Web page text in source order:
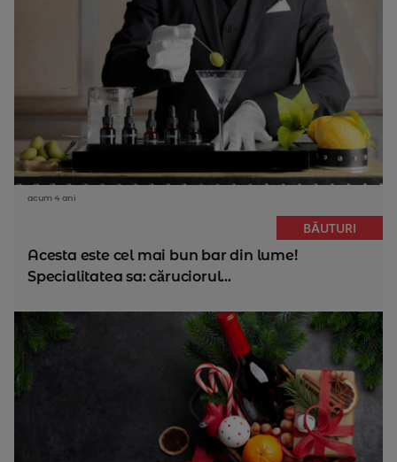
acum 4 ani
BĂUTURI
Acesta este cel mai bun bar din lume!
Specialitatea sa: căruciorul...